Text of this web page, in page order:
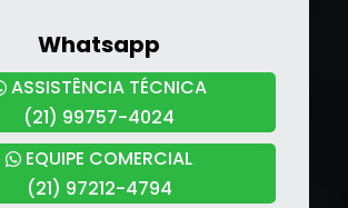
Whatsapp
ASSISTÊNCIA TÉCNICA
(21) 99757-4024
EQUIPE COMERCIAL
(21) 97212-4794